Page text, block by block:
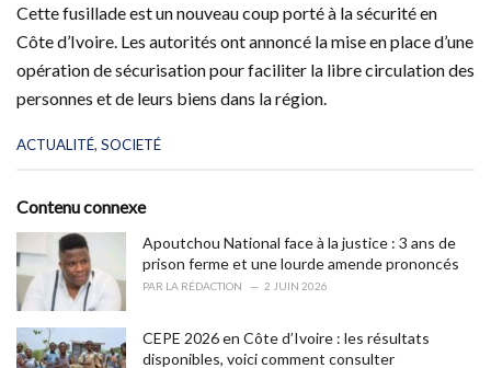
Cette fusillade est un nouveau coup porté à la sécurité en
Côte d’Ivoire. Les autorités ont annoncé la mise en place d’une
opération de sécurisation pour faciliter la libre circulation des
personnes et de leurs biens dans la région.
C
e
r
i
e
:
ACTUALITÉ, SOCIETÉ
Contenu connexe
Apoutchou National face à la justice : 3 ans de
prison ferme et une lourde amende prononcés
PAR LA RÉDACTION 2 JUIN 2026
CEPE 2026 en Côte d’Ivoire : les résultats
disponibles, voici comment consulter